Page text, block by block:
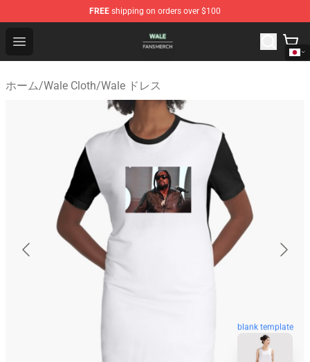
FREE shipping on orders over $100
Open menu
Wale Shop - Official Wale Merchandise Store
ホーム/Wale Cloth/Wale ドレス
blank template